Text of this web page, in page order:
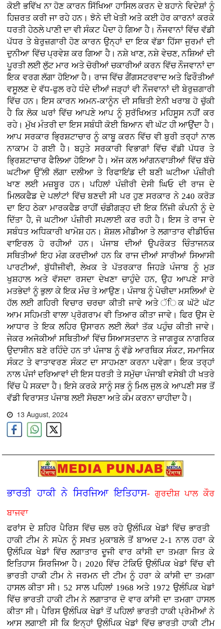
ਕੋਈ ਭਵਿੱਖ ਨਾ ਹੋਣ ਕਾਰਨ ਸਿੱਖਿਆ ਹਾਸਿਲ ਕਰਨ ਦੇ ਬਹਾਨੇ ਵਿਦੇਸ਼ਾਂ ਨੂੰ
ਹਿਜ਼ਰਤ ਕਰੀ ਜਾ ਰਹੇ ਹਨ। ਝੋਨੇ ਦੀ ਖੇਤੀ ਅਤੇ ਕਈ ਹੋਰ ਕਾਰਨਾਂ ਕਰਕੇ
ਧਰਤੀ ਹੇਠਲੇ ਪਾਣੀ ਦਾ ਵੀ ਸੰਕਟ ਪੈਦਾ ਹੋ ਗਿਆ ਹੈ। ਨੌਜਵਾਨਾਂ ਵਿੱਚ ਵੱਡੀ
ਪੱਧਰ ਤੇ ਬੇਰੁਜ਼ਗਾਰੀ ਹੋਣ ਕਾਰਨ ਉਨ੍ਹਾਂ ਦਾ ਇਕ ਵੱਡਾ ਹਿੱਸਾ ਜੁਰਮਾਂ ਦੀ
ਦੁਨੀਆ ਵਿੱਚ ਪ੍ਰਵੇਸ਼ ਕਰ ਗਿਆ ਹੈ। ਨਸ਼ੇ ਖਾਣ, ਨਸ਼ੇ ਵੇਚਣ, ਨਸ਼ਿਆਂ ਦੀ
ਪੂਰਤੀ ਲਈ ਲੁੱਟ ਮਾਰ ਅਤੇ ਚੋਰੀਆਂ ਚਕਾਰੀਆਂ ਕਰਨ ਵਿੱਚ ਨੌਜਵਾਨਾਂ ਦਾ
ਇਕ ਵਰਗ ਲੱਗਾ ਹੋਇਆ ਹੈ। ਰਾਜ ਵਿੱਚ ਗੈਂਗਸਟਰਵਾਦ ਅਤੇ ਫਿਰੌਤੀਆਂ
ਵਸੂਲਣ ਦੇ ਵੱਧ-ਫੁਲ ਰਹੇ ਧੰਦੇ ਦੀਆਂ ਜੜ੍ਹਾਂ ਵੀ ਨੌਜਵਾਨਾਂ ਦੀ ਬੇਰੁਜ਼ਗਾਰੀ
ਵਿੱਚ ਹਨ। ਇਸ ਕਾਰਨ ਅਮਨ-ਕਾਨੂੰਨ ਦੀ ਸਥਿਤੀ ਏਨੀ ਖਰਾਬ ਹੋ ਚੁੱਕੀ
ਹੈ ਕਿ ਲੋਕ ਘਰਾਂ ਵਿੱਚ ਆਪਣੇ ਆਪ ਨੂੰ ਸੁਰੱਖਿਅਤ ਮਹਿਸੂਸ ਨਹੀਂ ਕਰ
ਰਹੇ। ਮੁੱਖ ਮੰਤਰੀ ਦਾ ਇਸ ਸਬੰਧੀ ਕੋਈ ਬਿਆਨ ਵੀ ਘੱਟ ਹੀ ਆਉਂਦਾ ਹੈ।
ਆਪ ਸਰਕਾਰ ਭ੍ਰਿਸ਼ਟਾਚਾਰ ਨੂੰ ਕਾਬੂ ਕਰਨ ਵਿੱਚ ਵੀ ਬੁਰੀ ਤਰ੍ਹਾਂ ਨਾਲ
ਨਾਕਾਮ ਹੋ ਗਈ ਹੈ। ਬਹੁਤੇ ਸਰਕਾਰੀ ਵਿਭਾਗਾਂ ਵਿੱਚ ਵੱਡੀ ਪੱਧਰ ਤੇ
ਭ੍ਰਿਸ਼ਟਾਚਾਰ ਫੈਲਿਆ ਹੋਇਆ ਹੈ। ਅੱਜ ਕਲ ਆਂਗਨਵਾੜੀਆਂ ਵਿੱਚ ਬੱਚੇ
ਘਟੀਆ ਉੱਲੀ ਲੱਗਾ ਦਲੀਆ ਤੇ ਰਿਫਾਇਂਡ ਦੀ ਬਣੀ ਘਟੀਆ ਪੰਜ਼ੀਰੀ
ਖਾਣ ਲਈ ਮਜ਼ਬੂਰ ਹਨ। ਪਹਿਲਾਂ ਪੰਜ਼ੀਰੀ ਦੇਸੀ ਘਿਓ ਦੀ ਰਾਜ ਦੇ
ਮਿਲਕਫੈਡ ਦੇ ਪਲਾਂਟਾਂ ਵਿੱਚ ਬਣਦੀ ਸੀ ਪਰ ਹੁਣ ਸਰਕਾਰ ਨੇ 240 ਕਰੋੜ
ਦਾ ਇਹ ਠੇਕਾ ਮਾਰਕਫੈਡ ਰਾਹੀਂ ਚੰਡੀਗੜ੍ਹ ਦੀ ਇਕ ਨਿੱਜੀ ਕੰਪਨੀ ਨੂੰ ਦੇ
ਦਿੱਤਾ ਹੈ, ਜੋ ਘਟੀਆ ਪੰਜ਼ੀਰੀ ਸਪਲਾਈ ਕਰ ਰਹੀ ਹੈ। ਇਸ ਤੇ ਰਾਜ ਦੇ
ਸਬੰਧਤ ਅਧਿਕਾਰੀ ਖਾਮੋਸ਼ ਹਨ। ਸ਼ੋਸ਼ਲ ਮੀਡੀਆ ਤੇ ਲਗਾਤਾਰ ਵੀਡੀਓਜ਼
ਵਾਇਰਲ ਹੋ ਰਹੀਆਂ ਹਨ। ਪੰਜਾਬ ਦੀਆਂ ਉਪਰੋਕਤ ਚਿੰਤਾਜਨਕ
ਸਥਿਤੀਆਂ ਇਹ ਮੰਗ ਕਰਦੀਆਂ ਹਨ ਕਿ ਰਾਜ ਦੀਆਂ ਸਾਰੀਆਂ ਸਿਆਸੀ
ਪਾਰਟੀਆਂ, ਬੁੱਧੀਜੀਵੀ, ਲੇਖਕ ਤੇ ਪੱਤਰਕਾਰ ਜਿਹੜੇ ਪੰਜਾਬ ਨੂੰ ਮੁੜ
ਖੁਸ਼ਹਾਲ ਅਤੇ ਵੱਸਦਾ ਰਸਦਾ ਦੇਖਣਾ ਚਾਹੁੰਦੇ ਹਨ, ਉਹ ਆਪਣੇ ਸਾਰੇ
ਮਤਭੇਦਾਂ ਨੂੰ ਭੁਲਾ ਕੇ ਇਕ ਮੰਚ ਤੇ ਆਉਣ। ਪੰਜਾਬ ਨੂੰ ਪੇਚੀਦਾ ਮਸਲਿਆਂ ਦੇ
ਹੱਲ ਲਈ ਗਹਿਰੀ ਵਿਚਾਰ ਚਰਚਾ ਕੀਤੀ ਜਾਵੇ ਅਤੇ ੱਿਕ ਘੱਟੋ ਘੱਟ
ਆਮ ਸਹਿਮਤੀ ਵਾਲਾ ਪ੍ਰੋਗਰਾਮ ਵੀ ਤਿਆਰ ਕੀਤਾ ਜਾਵੇ। ਫਿਰ ਉਸ ਦੇ
ਆਧਾਰ ਤੇ ਇਕ ਲਹਿਰ ਉਸਾਰਨ ਲਈ ਲੋਕਾਂ ਤੱਕ ਪਹੁੰਚ ਕੀਤੀ ਜਾਵੇ।
ਜੇਕਰ ਅਜੋਕੀਆਂ ਸਥਿਤੀਆਂ ਵਿੱਚ ਸਿਆਸਤਦਾਨ ਤੇ ਜਾਗਰੂਕ ਨਾਗਰਿਕ
ਉਦਾਸੀਨ ਬਣੇ ਰਹਿੰਦੇ ਹਨ ਤਾਂ ਪੰਜਾਬ ਨੂੰ ਵੱਡੇ ਆਰਥਿਕ ਸੰਕਟ, ਸਮਾਜਿਕ
ਸੰਕਟ ਤੇ ਵਾਤਾਵਰਣ ਸੰਕਟ ਦਾ ਸਾਹਮਣਾ ਕਰਨਾ ਪਵੇਗਾ। ਇਕ ਤਰ੍ਹਾਂ
ਨਾਲ ਪੰਜਾਂ ਦਰਿਆਵਾਂ ਦੀ ਇਸ ਧਰਤੀ ਤੇ ਸਮੁੱਚਾ ਪੰਜਾਬੀ ਵਸੇਬੀ ਹੀ ਖਤਰੇ
ਵਿੱਚ ਪੈ ਸਕਦਾ ਹੈ। ਇਸੇ ਕਰਕੇ ਸਾਨੂੰ ਸਭ ਨੂੰ ਮਿਲ ਜੁਲ ਕੇ ਆਪਣੀ ਸਭ ਤੋਂ
ਵੱਡੀ ਵਿਰਾਸਤ ਪੰਜਾਬ ਲਈ ਸੋਚਣਾ ਅਤੇ ਕੰਮ ਕਰਨਾ ਚਾਹੀਦਾ ਹੈ।
13 August, 2024
ਭਾਰਤੀ ਹਾਕੀ ਨੇ ਸਿਰਜਿਆ ਇਤਿਹਾਸ- ਗੁਰਦੀਸ਼ ਪਾਲ ਕੌਰ
ਬਾਜਵਾ
ਫਰਾਂਸ ਦੇ ਸ਼ਹਿਰ ਪੈਰਿਸ ਵਿੱਚ ਚਲ ਰਹੇ ਉਲੰਪਿਕ ਖੇਡਾਂ ਵਿੱਚ ਭਾਰਤੀ
ਹਾਕੀ ਟੀਮ ਨੇ ਸਪੇਨ ਨੂੰ ਸਖਤ ਮੁਕਾਬਲੇ ਤੋਂ ਬਾਅਦ 2-1 ਨਾਲ ਹਰਾ ਕੇ
ਉਲੰਪਿਕ ਖੇਡਾਂ ਵਿੱਚ ਲਗਾਤਾਰ ਦੂਜੀ ਵਾਰ ਕਾਂਸੀ ਦਾ ਤਮਗਾ ਜਿਤ ਕੇ
ਇਤਿਹਾਸ ਸਿਰਜਿਆ ਹੈ। 2020 ਵਿੱਚ ਟੋਕਿਓ ਉਲੰਪਿਕ ਖੇਡਾਂ ਵਿੱਚ ਵੀ
ਭਾਰਤੀ ਹਾਕੀ ਟੀਮ ਨੇ ਜਰਮਨ ਦੀ ਟੀਮ ਨੂੰ ਹਰਾ ਕੇ ਕਾਂਸੀ ਦਾ ਤਮਗਾ
ਹਾਸਲ ਕੀਤਾ ਸੀ। 52 ਸਾਲ ਪਹਿਲਾਂ 1968 ਅਤੇ 1972 ਉਲੰਪਿਕ ਖੇਡਾਂ
ਵਿੱਚ ਭਾਰਤੀ ਹਾਕੀ ਟੀਮ ਨੇ ਲਗਾਤਾਰ ਦੋ ਵਾਰ ਕਾਂਸੀ ਦਾ ਤਮਗਾ ਹਾਸਲ
ਕੀਤਾ ਸੀ। ਪੈਰਿਸ ਉਲੰਪਿਕ ਖੇਡਾਂ ਤੋਂ ਪਹਿਲਾਂ ਭਾਰਤੀ ਹਾਕੀ ਪ੍ਰੇਮੀਆਂ ਨੇ
ਆਸ ਲਗਾਈ ਸੀ ਕਿ ਇਨ੍ਹਾਂ ਉਲੰਪਿਕ ਖੇਡਾਂ ਵਿੱਚ ਭਾਰਤੀ ਹਾਕੀ ਟੀਮ